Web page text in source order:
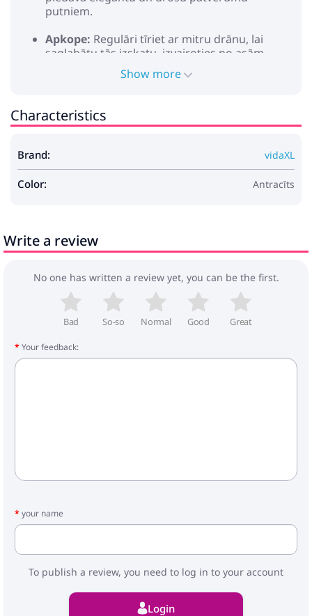
putniem.
Apkope: Regulāri tīriet ar mitru drānu, lai
saglabātu tās izskatu, izvairoties no asām
ķīmiskas vielas. Vieglā apkope nodrošina, ka tā
paliek skaista gadiem ilgi.
Krāsa: Antracīts
Materiāls: Cinkots tērauds
Svars: 99,8 kg
Izturīgs
Tikai lietošanai ārpus telpām
Brīdinājums! Jāvalkā aizsargcimdi. Lūdzu, valkājiet
(galvas aizsardzību), kad uzstādāt produktu.
Neuzstādiet produktu ekstremālos laika apstākļos,
piemēram, spēcīgā vējā vai zemos temperatūrās.
Neļaujiet bērniem un mājdzīvniekiem atrasties
virsmas. Ieteicams produktu nostiprināt pie
nekustīga objekta vai pie zemes. Neļaujiet uz jumta
Show more
Characteristics
Brand: vidaXL
Color: Antracīts
Write a review
No one has written a review yet, you can be the first.
Bad So-so Normal Good Great
Your feedback:
your name
To publish a review, you need to log in to your account
Login